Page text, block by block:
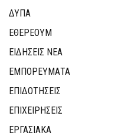
ΔΥΠΑ
ΕΘΈΡΕΟΥΜ
ΕΙΔΗΣΕΙΣ ΝΕΑ
ΕΜΠΟΡΕΥΜΑΤΑ
ΕΠΙΔΟΤΗΣΕΙΣ
ΕΠΙΧΕΙΡΗΣΕΙΣ
ΕΡΓΑΣΙΑΚΑ